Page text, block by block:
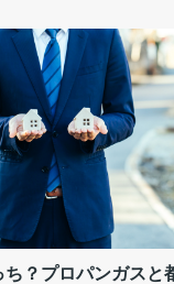
？プロパンガスと